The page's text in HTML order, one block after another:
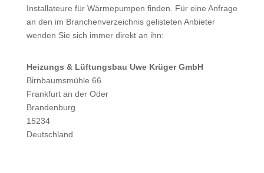
Installateure für Wärmepumpen finden. Für eine Anfrage
an den im Branchenverzeichnis gelisteten Anbieter
wenden Sie sich immer direkt an ihn:
Heizungs & Lüftungsbau Uwe Krüger GmbH
Birnbaumsmühle 66
Frankfurt an der Oder
Brandenburg
15234
Deutschland